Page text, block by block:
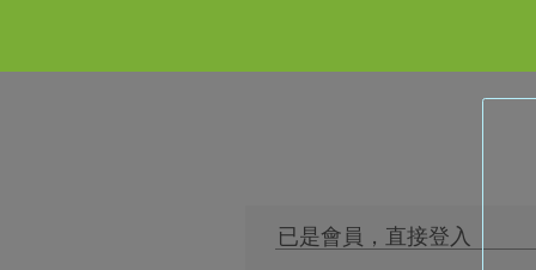
已是會員，直接登入